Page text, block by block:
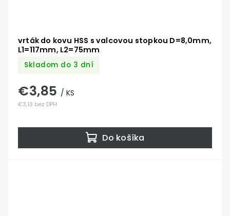
vrták do kovu HSS s valcovou stopkou D=8,0mm,
L1=117mm, L2=75mm
Skladom do 3 dní
€3,13 bez DPH
€3,85 / KS
Do košíka